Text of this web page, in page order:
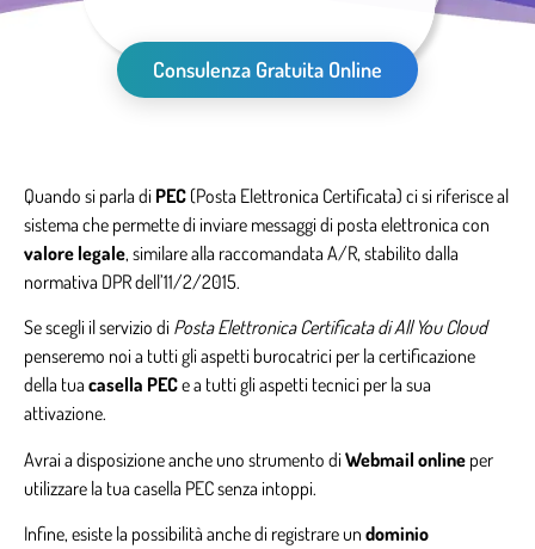
Consulenza Gratuita Online
Quando si parla di PEC (Posta Elettronica Certificata) ci si riferisce al
sistema che permette di inviare messaggi di posta elettronica con
valore legale, similare alla raccomandata A/R, stabilito dalla
normativa DPR dell’11/2/2015.
Se scegli il servizio di Posta Elettronica Certificata di All You Cloud
penseremo noi a tutti gli aspetti burocatrici per la certificazione
della tua casella PECe a tutti gli aspetti tecnici per la sua
attivazione.
Avrai a disposizione anche uno strumento diWebmail online per
utilizzare la tua casella PEC senza intoppi.
Infine, esiste la possibilità anche di registrare un dominio